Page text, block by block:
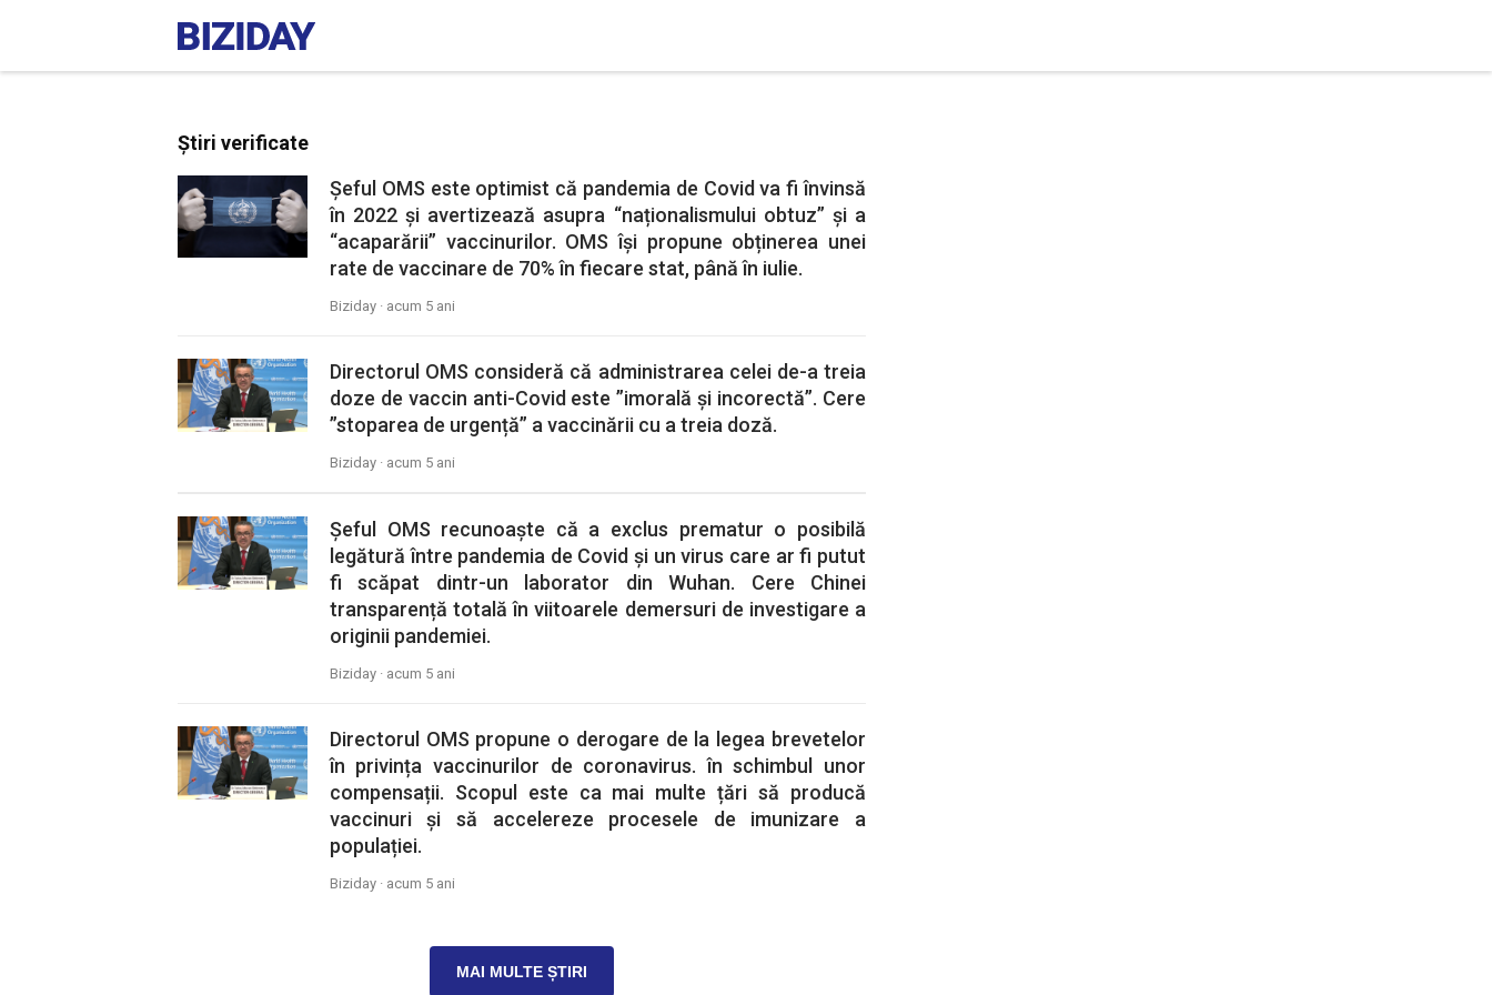
Știri verificate
Șeful OMS este optimist că pandemia de Covid va fi învinsă
în 2022 și avertizează asupra “naționalismului obtuz” și a
“acaparării” vaccinurilor. OMS își propune obținerea unei
rate de vaccinare de 70% în fiecare stat, până în iulie.
Biziday · acum 5 ani
Directorul OMS consideră că administrarea celei de-a treia
doze de vaccin anti-Covid este ”imorală și incorectă”. Cere
”stoparea de urgență” a vaccinării cu a treia doză.
Biziday · acum 5 ani
Șeful OMS recunoaște că a exclus prematur o posibilă
legătură între pandemia de Covid și un virus care ar fi putut
fi scăpat dintr-un laborator din Wuhan. Cere Chinei
transparență totală în viitoarele demersuri de investigare a
originii pandemiei.
Biziday · acum 5 ani
Directorul OMS propune o derogare de la legea brevetelor
în privința vaccinurilor de coronavirus. în schimbul unor
compensații. Scopul este ca mai multe țări să producă
vaccinuri și să accelereze procesele de imunizare a
populației.
Biziday · acum 5 ani
MAI MULTE ȘTIRI